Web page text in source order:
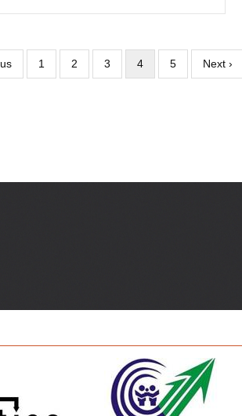
Page
1 Page
2 Page
3
Pàgina
4 Page
5
Pàgina
Next ›